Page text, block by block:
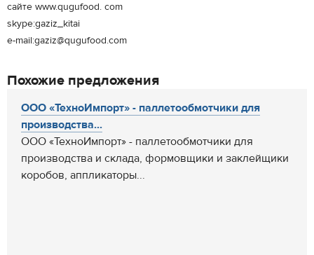
сайте www.qugufood. com
skype:gaziz_kitai
e-mail:gaziz@qugufood.com
Похожие предложения
ООО «ТехноИмпорт» - паллетообмотчики для
производства...
ООО «ТехноИмпорт» - паллетообмотчики для
производства и склада, формовщики и заклейщики
коробов, аппликаторы...